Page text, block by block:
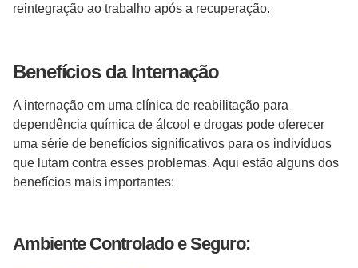
reintegração ao trabalho após a recuperação.
Benefícios da Internação
A internação em uma clínica de reabilitação para
dependência química de álcool e drogas pode oferecer
uma série de benefícios significativos para os indivíduos
que lutam contra esses problemas. Aqui estão alguns dos
benefícios mais importantes:
Ambiente Controlado e Seguro: